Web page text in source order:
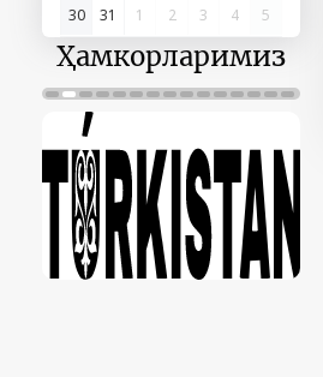
30
31 1 2 3 4 5
Ҳамкорларимиз